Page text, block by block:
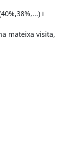
i
mateixa visita,